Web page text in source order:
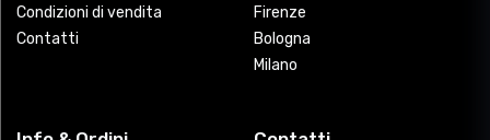
Condizioni di vendita
Contatti
Firenze
Bologna
Milano